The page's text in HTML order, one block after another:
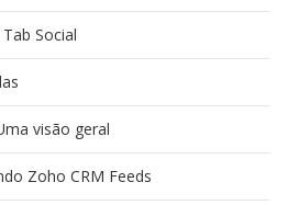
Social
visão geral
Zoho CRM Feeds